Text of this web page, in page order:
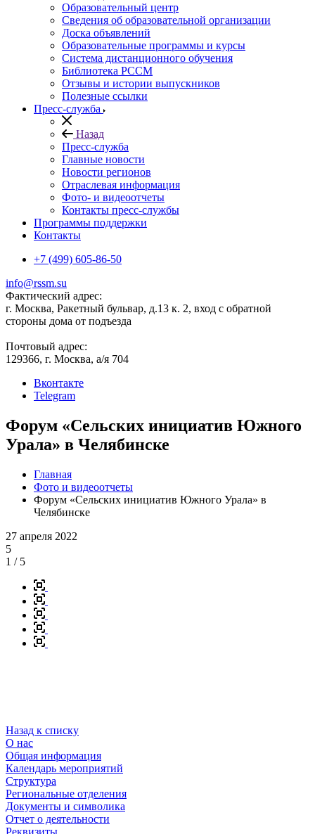
Образовательный центр
Сведения об образовательной организации
Доска объявлений
Образовательные программы и курсы
Система дистанционного обучения
Библиотека РССМ
Отзывы и истории выпускников
Полезные ссылки
Пресс-служба
Назад
Пресс-служба
Главные новости
Новости регионов
Отраслевая информация
Фото- и видеоотчеты
Контакты пресс-службы
Программы поддержки
Контакты
+7 (499) 605-86-50
info@rssm.su
Фактический адрес:
г. Москва, Ракетный бульвар, д.13 к. 2, вход с обратной
стороны дома от подъезда
Почтовый адрес:
129366, г. Москва, а/я 704
Вконтакте
Telegram
Форум «Сельских инициатив Южного
Урала» в Челябинске
Главная
Фото и видеоотчеты
Форум «Сельских инициатив Южного Урала» в
Челябинске
27 апреля 2022
5
1 / 5
Назад к списку
О нас
Общая информация
Календарь мероприятий
Структура
Региональные отделения
Документы и символика
Отчет о деятельности
Реквизиты